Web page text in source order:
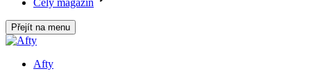
Přejít na menu
Afty